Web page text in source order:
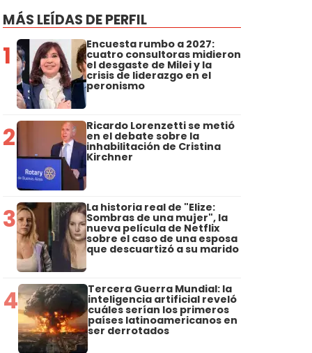
MÁS LEÍDAS DE PERFIL
1 Encuesta rumbo a 2027:
cuatro consultoras midieron
el desgaste de Milei y la
crisis de liderazgo en el
peronismo
2 Ricardo Lorenzetti se metió
en el debate sobre la
inhabilitación de Cristina
Kirchner
3 La historia real de "Elize:
Sombras de una mujer", la
nueva película de Netflix
sobre el caso de una esposa
que descuartizó a su marido
4 Tercera Guerra Mundial: la
inteligencia artificial reveló
cuáles serían los primeros
países latinoamericanos en
ser derrotados